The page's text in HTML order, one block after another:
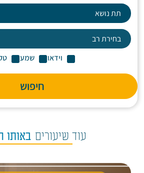
וידאו שמע
חיפוש
עוד שיעורים באותו